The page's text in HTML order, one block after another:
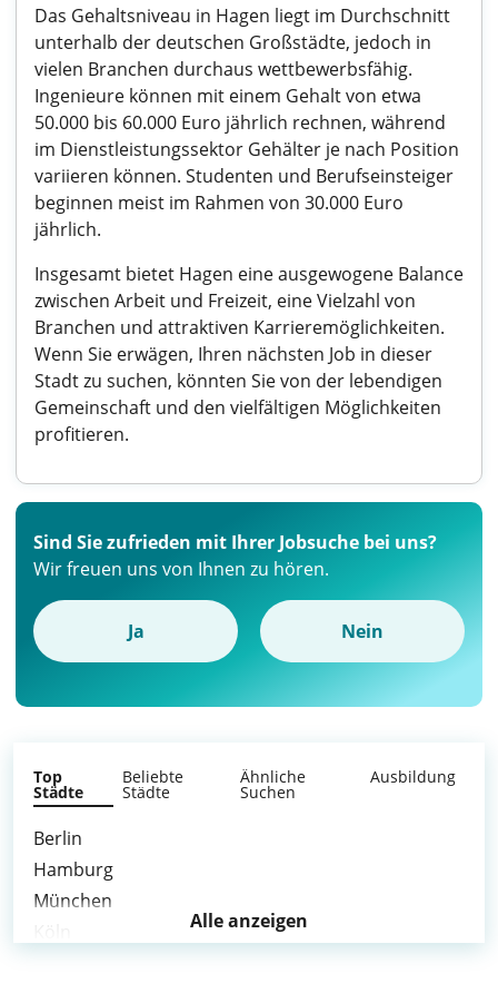
Das Gehaltsniveau in Hagen liegt im Durchschnitt
unterhalb der deutschen Großstädte, jedoch in
vielen Branchen durchaus wettbewerbsfähig.
Ingenieure können mit einem Gehalt von etwa
50.000 bis 60.000 Euro jährlich rechnen, während
im Dienstleistungssektor Gehälter je nach Position
variieren können. Studenten und Berufseinsteiger
beginnen meist im Rahmen von 30.000 Euro
jährlich.
Insgesamt bietet Hagen eine ausgewogene Balance
zwischen Arbeit und Freizeit, eine Vielzahl von
Branchen und attraktiven Karrieremöglichkeiten.
Wenn Sie erwägen, Ihren nächsten Job in dieser
Stadt zu suchen, könnten Sie von der lebendigen
Gemeinschaft und den vielfältigen Möglichkeiten
profitieren.
Sind Sie zufrieden mit Ihrer Jobsuche bei uns?
Wir freuen uns von Ihnen zu hören.
Ja Nein
Top
Städte
Beliebte
Städte
Ähnliche
Suchen
Ausbildung
Berlin
Hamburg
München
Alle anzeigen